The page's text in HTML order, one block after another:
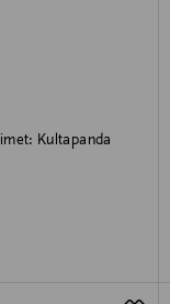
Kultapanda